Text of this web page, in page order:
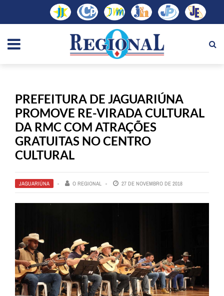
PREFEITURA DE JAGUARIÚNA
PROMOVE RE-VIRADA CULTURAL
DA RMC COM ATRAÇÕES
GRATUITAS NO CENTRO
CULTURAL
JAGUARIÚNA O REGIONAL 27 DE NOVEMBRO DE 2018